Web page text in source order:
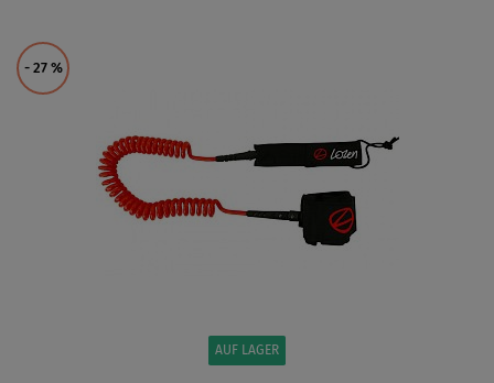
- 27 %
AUF LAGER